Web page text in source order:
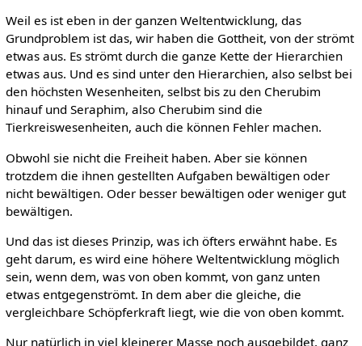
Weil es ist eben in der ganzen Weltentwicklung, das
Grundproblem ist das, wir haben die Gottheit, von der strömt
etwas aus. Es strömt durch die ganze Kette der Hierarchien
etwas aus. Und es sind unter den Hierarchien, also selbst bei
den höchsten Wesenheiten, selbst bis zu den Cherubim
hinauf und Seraphim, also Cherubim sind die
Tierkreiswesenheiten, auch die können Fehler machen.
Obwohl sie nicht die Freiheit haben. Aber sie können
trotzdem die ihnen gestellten Aufgaben bewältigen oder
nicht bewältigen. Oder besser bewältigen oder weniger gut
bewältigen.
Und das ist dieses Prinzip, was ich öfters erwähnt habe. Es
geht darum, es wird eine höhere Weltentwicklung möglich
sein, wenn dem, was von oben kommt, von ganz unten
etwas entgegenströmt. In dem aber die gleiche, die
vergleichbare Schöpferkraft liegt, wie die von oben kommt.
Nur natürlich in viel kleinerer Masse noch ausgebildet, ganz